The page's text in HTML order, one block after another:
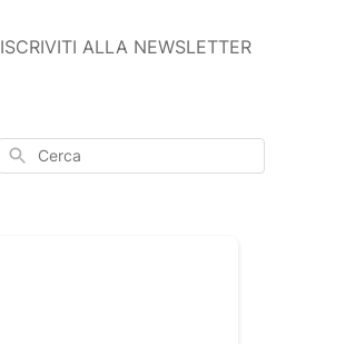
ISCRIVITI ALLA NEWSLETTER
Cerca